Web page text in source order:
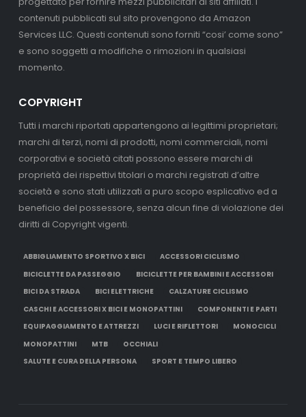
contenuti pubblicati sul sito provengono da Amazon
Services LLC. Questi contenuti sono forniti “cosi’ come sono”
e sono soggetti a modifiche o rimozioni in qualsiasi
momento.
COPYRIGHT
Tutti i marchi riportati appartengono ai legittimi proprietari;
marchi di terzi, nomi di prodotti, nomi commerciali, nomi
corporativi e società citati possono essere marchi di
proprietà dei rispettivi titolari o marchi registrati d’altre
società e sono stati utilizzati a puro scopo esplicativo ed a
beneficio del possessore, senza alcun fine di violazione dei
diritti di Copyright vigenti.
ABBIGLIAMENTO SPORTIVO X BICI
ACCESSORI CICLISMO
BICICLETTE DA PASSEGGIO
BICICLETTE PER BAMBINI E ACCESSORI
BICI DA STRADA
BICI ELETTRICHE
CALZATURE CICLISMO
CASCHI E ACCESSORI X BICI E MONOPATTINI
COMPONENTI E PARTI
EQUIPAGGIAMENTO E ATTREZZI
LUCI E RIFLETTORI
MONOCICLI
MONOPATTINI
MTB
OCCHIALI
SALUTE E CURA DELLA PERSONA
SPORT E TEMPO LIBERO